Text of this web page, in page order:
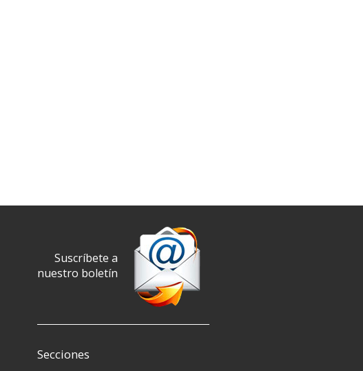
Suscríbete a
nuestro boletín
Secciones